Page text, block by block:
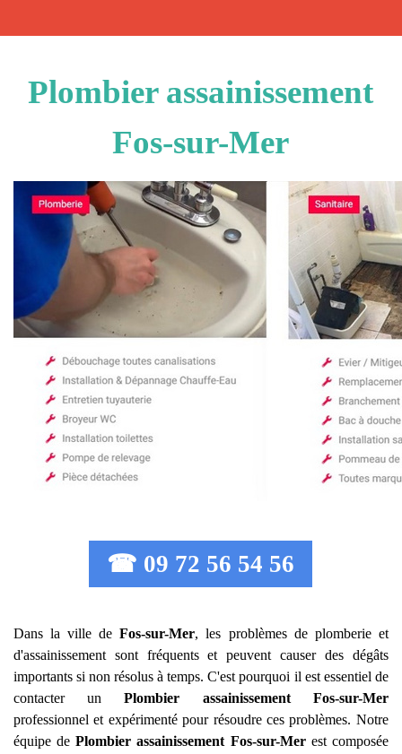
Plombier assainissement
Fos-sur-Mer
☎ 09 72 56 54 56
Dans la ville deFos-sur-Mer, les problèmes de plomberie et
d'assainissement sont fréquents et peuvent causer des dégâts
importants si non résolus à temps. C'est pourquoi il est essentiel de
contacter unPlombier assainissement
Fos-sur-Mer
professionnel et expérimenté pour résoudre ces problèmes. Notre
équipe dePlombier assainissement Fos-sur-Merest composée